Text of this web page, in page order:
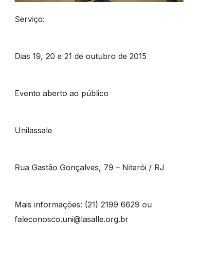
Serviço:
Dias 19, 20 e 21 de outubro de 2015
Evento aberto ao público
Unilassale
Rua Gastão Gonçalves, 79 – Niterói / RJ
Mais informações: (21) 2199 6629 ou
faleconosco.uni@lasalle.org.br